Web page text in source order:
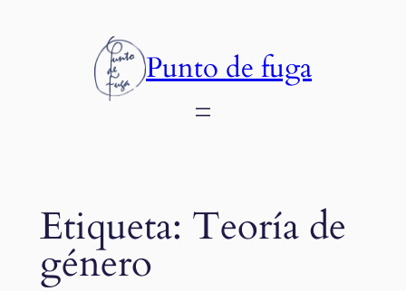
Punto de fuga
Etiqueta: Teoría de
género